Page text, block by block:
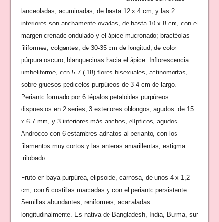
lanceoladas, acuminadas, de hasta 12 x 4 cm, y las 2
interiores son anchamente ovadas, de hasta 10 x 8 cm, con el
margen crenado-ondulado y el ápice mucronado; bractéolas
filiformes, colgantes, de 30-35 cm de longitud, de color
púrpura oscuro, blanquecinas hacia el ápice. Inflorescencia
umbeliforme, con 5-7 (-18) flores bisexuales, actinomorfas,
sobre gruesos pedicelos purpúreos de 3-4 cm de largo.
Perianto formado por 6 tépalos petaloides purpúreos
dispuestos en 2 series; 3 exteriores oblongos, agudos, de 15
x 6-7 mm, y 3 interiores más anchos, elípticos, agudos.
Androceo con 6 estambres adnatos al perianto, con los
filamentos muy cortos y las anteras amarillentas; estigma
trilobado.
Fruto en baya purpúrea, elipsoide, carnosa, de unos 4 x 1,2
cm, con 6 costillas marcadas y con el perianto persistente.
Semillas abundantes, reniformes, acanaladas
longitudinalmente. Es nativa de Bangladesh, India, Burma, sur